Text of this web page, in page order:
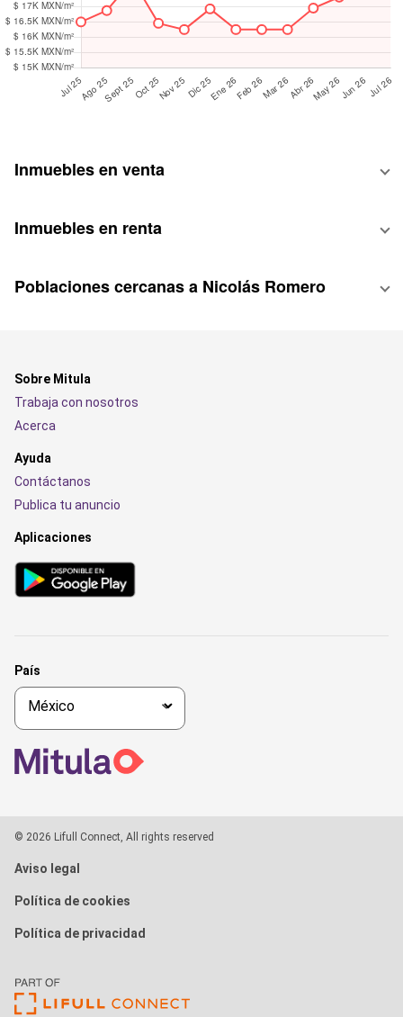
Inmuebles en venta
Inmuebles en renta
Poblaciones cercanas a Nicolás Romero
Sobre Mitula
Trabaja con nosotros
Acerca
Ayuda
Contáctanos
Publica tu anuncio
Aplicaciones
País
© 2026 Lifull Connect, All rights reserved
Aviso legal
Política de cookies
Política de privacidad